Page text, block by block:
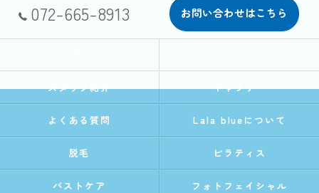
072-665-8913 お問い合わせはこちら
スタッフ紹介 ギャラリー
よくある質問 Lala blueについて
脱毛 ピラティス
バストケア フォトフェイシャル